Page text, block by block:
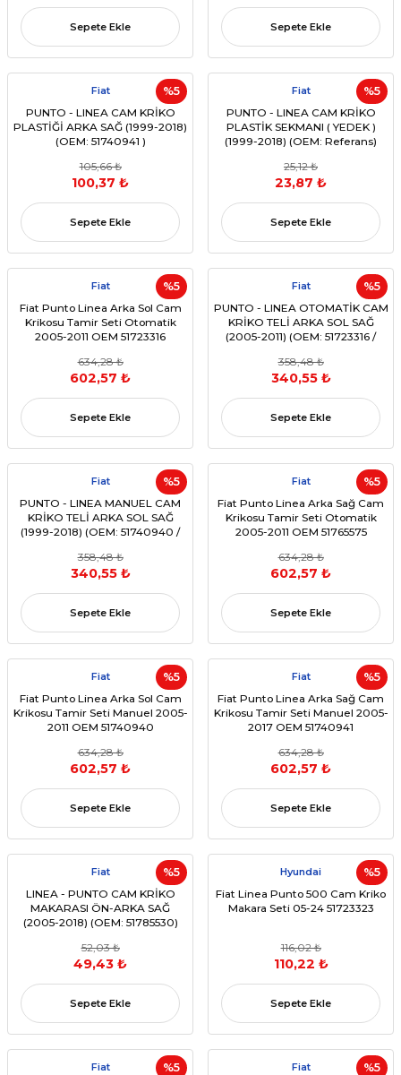
Sepete Ekle Sepete Ekle
%5
Fiat
PUNTO - LINEA CAM KRİKO
PLASTİĞİ ARKA SAĞ (1999-2018)
(OEM: 51740941 )
105,66 ₺
100,37 ₺
Sepete Ekle
%5
Fiat
PUNTO - LINEA CAM KRİKO
PLASTİK SEKMANI ( YEDEK )
(1999-2018) (OEM: Referans)
25,12 ₺
23,87 ₺
Sepete Ekle
%5
Fiat
Fiat Punto Linea Arka Sol Cam
Krikosu Tamir Seti Otomatik
2005-2011 OEM 51723316
634,28 ₺
602,57 ₺
Sepete Ekle
%5
Fiat
PUNTO - LINEA OTOMATİK CAM
KRİKO TELİ ARKA SOL SAĞ
(2005-2011) (OEM: 51723316 /
358,48 ₺
340,55 ₺
Sepete Ekle
%5
Fiat
PUNTO - LINEA MANUEL CAM
KRİKO TELİ ARKA SOL SAĞ
(1999-2018) (OEM: 51740940 /
358,48 ₺
340,55 ₺
Sepete Ekle
%5
Fiat
Fiat Punto Linea Arka Sağ Cam
Krikosu Tamir Seti Otomatik
2005-2011 OEM 51765575
634,28 ₺
602,57 ₺
Sepete Ekle
%5
Fiat
Fiat Punto Linea Arka Sol Cam
Krikosu Tamir Seti Manuel 2005-
2011 OEM 51740940
634,28 ₺
602,57 ₺
Sepete Ekle
%5
Fiat
Fiat Punto Linea Arka Sağ Cam
Krikosu Tamir Seti Manuel 2005-
2017 OEM 51740941
634,28 ₺
602,57 ₺
Sepete Ekle
%5
Fiat
LINEA - PUNTO CAM KRİKO
MAKARASI ÖN-ARKA SAĞ
(2005-2018) (OEM: 51785530)
52,03 ₺
49,43 ₺
Sepete Ekle
%5
Hyundai
Fiat Linea Punto 500 Cam Kriko
Makara Seti 05-24 51723323
116,02 ₺
110,22 ₺
Sepete Ekle
%5
Fiat %5
Fiat